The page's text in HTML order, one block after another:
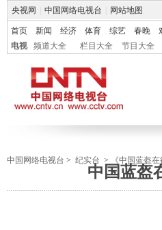
央视网 中国网络电视台 网站地图
首页 新闻 经济 体育 综艺 春晚
电视
频道大全 栏目大全 节目大全
中国网络电视台 > 纪实台 > 《中国蓝盔在
中国蓝盔